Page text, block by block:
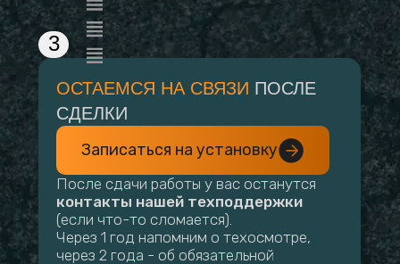
3
ОСТАЕМСЯ НА СВЯЗИ ПОСЛЕ
СДЕЛКИ
Записаться на установку
После сдачи работы у вас останутся
контакты нашей техподдержки
(если что-то сломается).
Через 1 год напомним о техосмотре,
через 2 года - об обязательной